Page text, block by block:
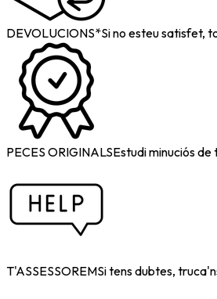
DEVOLUCIONS*Si no esteu satisfet,
PECES ORIGINALSEstudi minuciós
T'ASSESSOREMSi tens dubtes,